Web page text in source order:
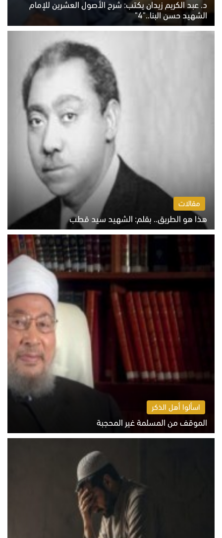
د. عبد الكريم زيدان يكتب: شرح الأصول العشرين للإمام
الشهيد حسن البنا.."4"
الخميس 6 أغسطس 2026 10:27 ص
مقالات
هذا هو الطريق.. بقلم: الشهيد سيد قطب
الخميس 6 أغسطس 2026 10:52 ص
اسألوا أهل الذكر
الموقف من المسلمة غير المحجبة
الخميس 6 أغسطس 2026 10:45 ص